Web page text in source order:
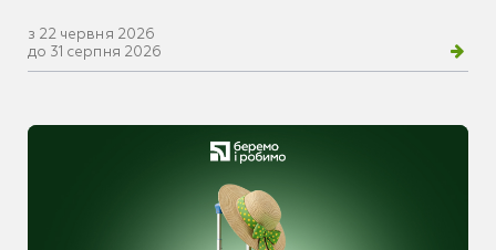
з 22 червня 2026
до 31 серпня 2026